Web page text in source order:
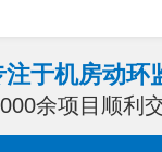
注于机房动环
余项目顺利